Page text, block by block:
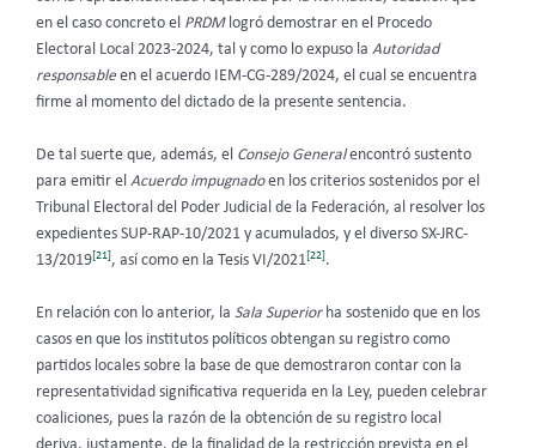
en el caso concreto el PRDMlogró demostrar en el Procedo
Electoral Local 2023-2024, tal y como lo expuso la Autoridad
responsableen el acuerdo IEM-CG-289/2024, el cual se encuentra
firme al momento del dictado de la presente sentencia.
De tal suerte que, además, el Consejo Generalencontró sustento
para emitir el Acuerdo impugnadoen los criterios sostenidos por el
Tribunal Electoral del Poder Judicial de la Federación, al resolver los
expedientes SUP-RAP-10/2021 y acumulados, y el diverso SX-JRC-
13/2019[21], así como en la Tesis VI/2021[22].
En relación con lo anterior, la Sala Superior ha sostenido que en los
casos en que los institutos políticos obtengan su registro como
partidos locales sobre la base de que demostraron contar con la
representatividad significativa requerida en la Ley, pueden celebrar
coaliciones, pues la razón de la obtención de su registro local